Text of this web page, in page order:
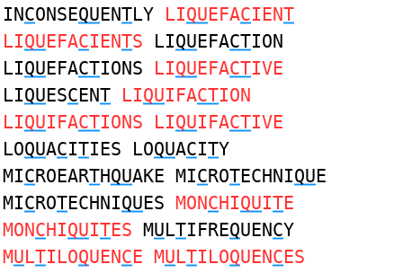
INCONSEQUENTLY LIQUEFACIENT
LIQUEFACIENTS LIQUEFACTION
LIQUEFACTIONS LIQUEFACTIVE
LIQUESCENT LIQUIFACTION
LIQUIFACTIONS LIQUIFACTIVE
LOQUACITIES LOQUACITY
MICROEARTHQUAKE MICROTECHNIQUE
MICROTECHNIQUES MONCHIQUITE
MONCHIQUITES MULTIFREQUENCY
MULTILOQUENCE MULTILOQUENCES